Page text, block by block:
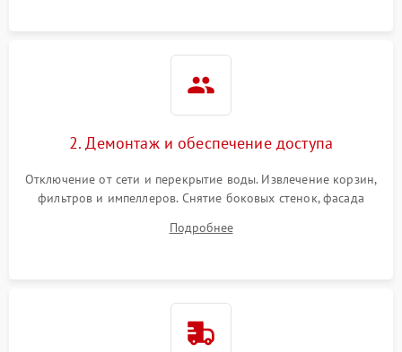
2. Демонтаж и обеспечение доступа
Отключение от сети и перекрытие воды. Извлечение корзин,
фильтров и импеллеров. Снятие боковых стенок, фасада
циркуляционному насосу, ТЭНу и сливной помпе.
Подробнее